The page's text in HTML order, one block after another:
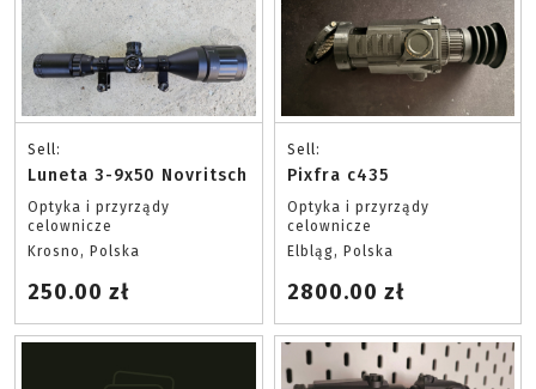
Sell:
Luneta 3-9x50 Novritsch
Optyka i przyrządy
celownicze
Krosno, Polska
250.00 zł
Sell:
Pixfra c435
Optyka i przyrządy
celownicze
Elbląg, Polska
2800.00 zł